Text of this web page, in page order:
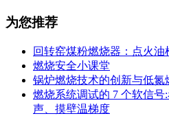
为您推荐
回转窑煤粉燃烧器：点火
燃烧安全小课堂
锅炉燃烧技术的创新与低氮
燃烧系统调试的 7 个软信
声、摸壁温梯度